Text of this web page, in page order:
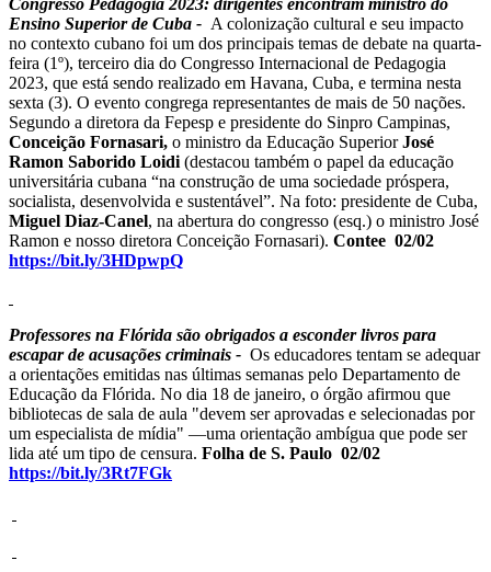
Ensino Superior de Cuba - A colonização cultural e seu impacto
no contexto cubano foi um dos principais temas de debate na quarta-
feira (1º), terceiro dia do Congresso Internacional de Pedagogia
2023, que está sendo realizado em Havana, Cuba, e termina nesta
sexta (3). O evento congrega representantes de mais de 50 nações.
Segundo a diretora da Fepesp e presidente do Sinpro Campinas,
Conceição Fornasari, o ministro da Educação SuperiorJosé
Ramon Saborido Loidi (destacou também o papel da educação
universitária cubana “na construção de uma sociedade próspera,
socialista, desenvolvida e sustentável”. Na foto: presidente de Cuba,
Miguel Diaz-Canel, na abertura do congresso (esq.) o ministro José
Ramon e nosso diretora Conceição Fornasari). Contee 02/02
https://bit.ly/3HDpwpQ
Professores na Flórida são obrigados a esconder livros para
escapar de acusações criminais - Os educadores tentam se adequar
a orientações emitidas nas últimas semanas pelo Departamento de
Educação da Flórida. No dia 18 de janeiro, o órgão afirmou que
bibliotecas de sala de aula "devem ser aprovadas e selecionadas por
um especialista de mídia" —uma orientação ambígua que pode ser
lida até um tipo de censura. Folha de S. Paulo 02/02
https://bit.ly/3Rt7FGk